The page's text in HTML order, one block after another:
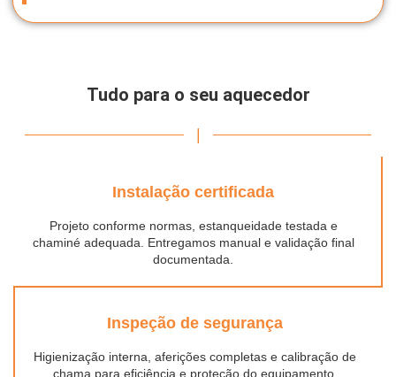
Tudo para o seu aquecedor
Instalação certificada
Projeto conforme normas, estanqueidade testada e
chaminé adequada. Entregamos manual e validação final
documentada.
Inspeção de segurança
Higienização interna, aferições completas e calibração de
chama para eficiência e proteção do equipamento.